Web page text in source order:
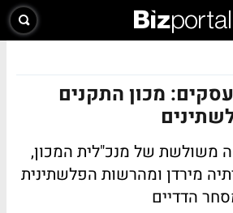
מכון התקנים
משולשת של מנכ"לית המכון,
מירדן ומהרשות הפלשתינית
הדדיים